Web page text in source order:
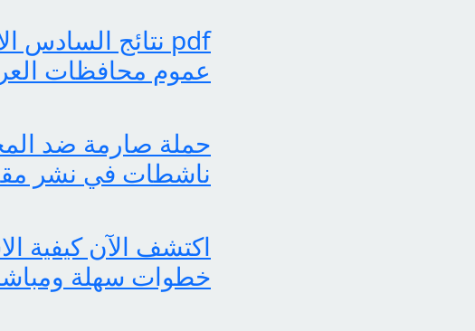
عموم محافظات
حملة صارمة ضد
ناشطات في نشر
خطوات سهلة